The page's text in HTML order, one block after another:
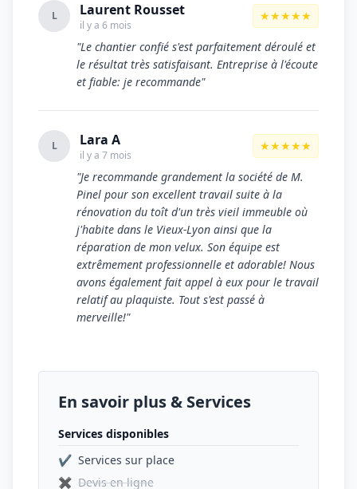
L Laurent Rousset
il y a 6 mois
★★★★★
"Le chantier confié s'est parfaitement déroulé et
le résultat très satisfaisant. Entreprise à l'écoute
et fiable: je recommande"
L Lara A
il y a 7 mois
★★★★★
"Je recommande grandement la société de M.
Pinel pour son excellent travail suite à la
rénovation du toît d'un très vieil immeuble où
j'habite dans le Vieux-Lyon ainsi que la
réparation de mon velux. Son équipe est
extrêmement professionnelle et adorable! Nous
avons également fait appel à eux pour le travail
relatif au plaquiste. Tout s'est passé à
merveille!"
En savoir plus & Services
Services disponibles
✔ Services sur place
✖ Devis en ligne